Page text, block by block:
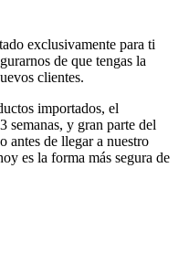
exclusivamente para ti
de que tengas la
clientes.
importados, el
semanas, y gran parte del
antes de llegar a nuestro
es la forma más segura de